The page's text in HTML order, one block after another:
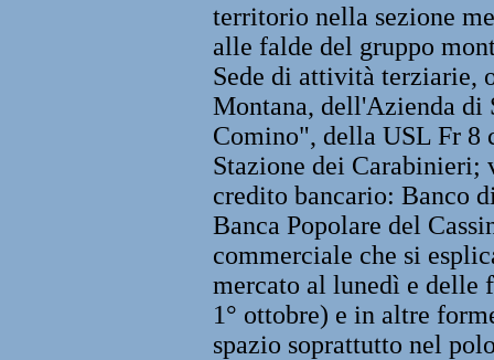
territorio nella sezione
alle falde del gruppo
Sede di attività terziarie,
Montana, dell'Azienda di
Comino", della USL Fr 8
Stazione dei
credito bancario: Banco
Banca Popolare del
commerciale che si
mercato al lunedì e delle
1° ottobre) e in altre
spazio soprattutto nel